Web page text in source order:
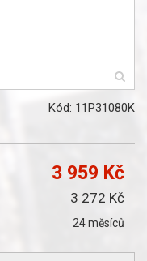
Kód: 11P31080K
3 959 Kč
3 272 Kč
24 měsíců